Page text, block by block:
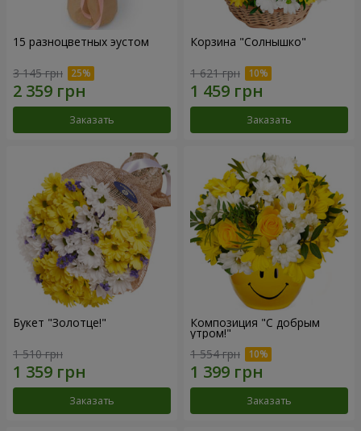
15 разноцветных эустом
3 145 грн
Заказать
Корзина "Солнышко"
1 621 грн
Заказать
Букет "Золотце!"
1 510 грн
Заказать
Композиция "С добрым
утром!"
1 554 грн
Заказать